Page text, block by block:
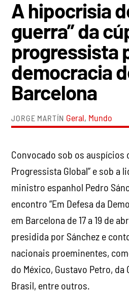
A hipocrisia
guerra” da
progressista
democracia
Barcelona
JORGE MARTÍN Geral, Mundo
Convocado sob os auspícios
Progressista Global” e sob a
ministro espanhol Pedro
encontro “Em Defesa da
em Barcelona de 17 a 19 de
presidida por Sánchez e
nacionais proeminentes,
do México, Gustavo Petro, da
Brasil, entre outros.